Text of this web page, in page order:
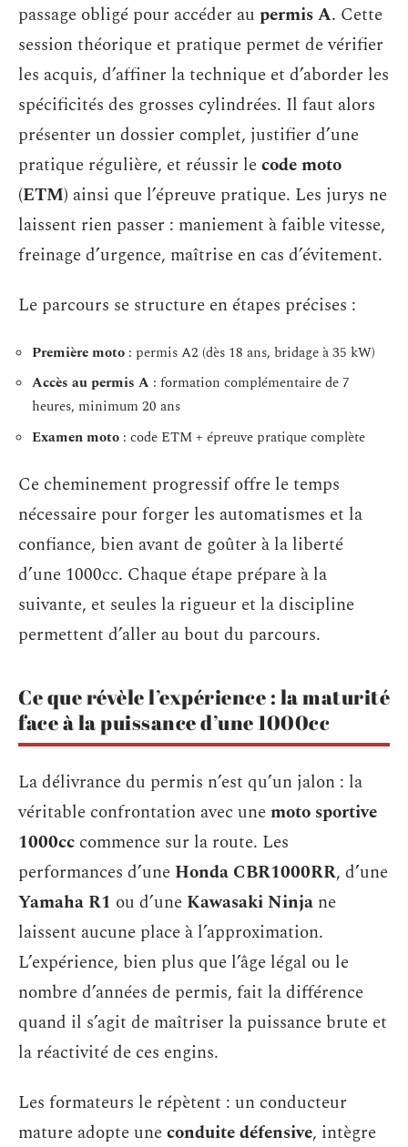
passage obligé pour accéder au permis A. Cette
session théorique et pratique permet de vérifier
les acquis, d’affiner la technique et d’aborder les
spécificités des grosses cylindrées. Il faut alors
présenter un dossier complet, justifier d’une
pratique régulière, et réussir lecode moto
(ETM) ainsi que l’épreuve pratique. Les jurys ne
laissent rien passer : maniement à faible vitesse,
freinage d’urgence, maîtrise en cas d’évitement.
Le parcours se structure en étapes précises :
Première moto : permis A2 (dès 18 ans, bridage à 35 kW)
Accès au permis A : formation complémentaire de 7
heures, minimum 20 ans
Examen moto : code ETM + épreuve pratique complète
Ce cheminement progressif offre le temps
nécessaire pour forger les automatismes et la
confiance, bien avant de goûter à la liberté
d’une 1000cc. Chaque étape prépare à la
suivante, et seules la rigueur et la discipline
permettent d’aller au bout du parcours.
Ce que révèle l’expérience : la maturité
face à la puissance d’une 1000cc
La délivrance du permis n’est qu’un jalon : la
véritable confrontation avec unemoto sportive
1000cc commence sur la route. Les
performances d’une Honda CBR1000RR, d’une
Yamaha R1 ou d’une Kawasaki Ninja ne
laissent aucune place à l’approximation.
L’expérience, bien plus que l’âge légal ou le
nombre d’années de permis, fait la différence
quand il s’agit de maîtriser la puissance brute et
la réactivité de ces engins.
Les formateurs le répètent : un conducteur
mature adopte uneconduite défensive, intègre